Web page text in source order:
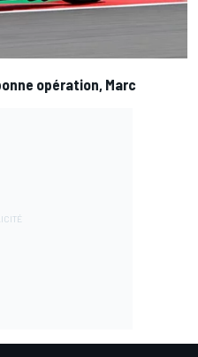
opération, Marc